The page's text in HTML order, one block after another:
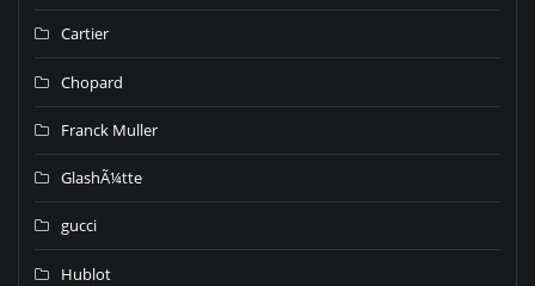
Cartier
Chopard
Franck Muller
GlashÃ¼tte
gucci
Hublot